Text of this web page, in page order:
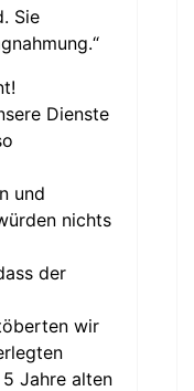
Sie
Dienste
und
nichts
der
wir
Jahre alten